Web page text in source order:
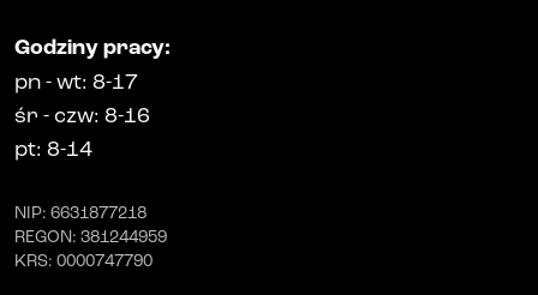
Godziny pracy:
pn-wt: 8-17
śr - czw: 8-16
pt: 8-14
NIP: 6631877218
REGON: 381244959
KRS: 0000747790